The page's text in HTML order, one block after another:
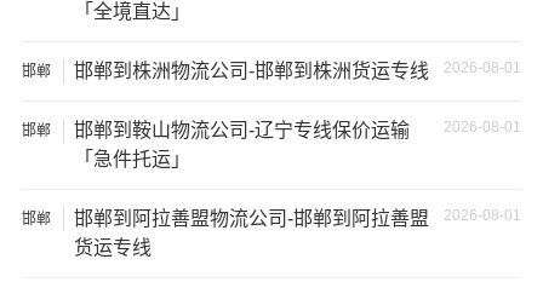
「全境直达」
邯郸 2026-08-01
邯郸到株洲物流公司-邯郸到株洲货运专线
邯郸 2026-08-01
邯郸到鞍山物流公司-辽宁专线保价运输
「急件托运」
邯郸 2026-08-01
邯郸到阿拉善盟物流公司-邯郸到阿拉善盟
货运专线